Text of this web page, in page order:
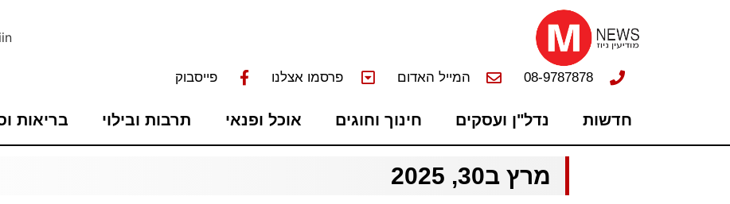
08-9787878 המייל האדום פרסמו אצלנו פייסבוק
חדשות נדל"ן ועסקים חינוך וחוגים אוכל ופנאי תרבות ובילוי בריאות
מרץ ב30, 2025